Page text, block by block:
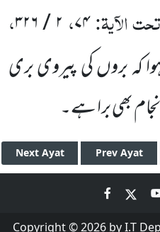
الآیۃ:۷۴، ۲ / ۳۲۶
،
کہ بروں کی پیروی بری
بھی برا ہے۔
Next Ayat Prev Ayat
Copyright © 2026 by I.T